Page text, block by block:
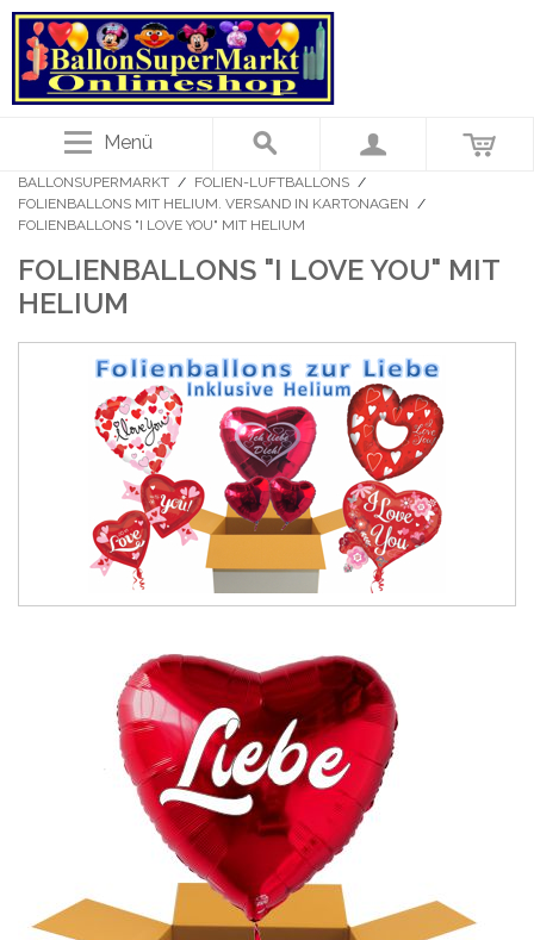
Menü
BALLONSUPERMARKT / FOLIEN-LUFTBALLONS /
FOLIENBALLONS MIT HELIUM. VERSAND IN KARTONAGEN /
FOLIENBALLONS "I LOVE YOU" MIT HELIUM
FOLIENBALLONS "I LOVE YOU" MIT
HELIUM